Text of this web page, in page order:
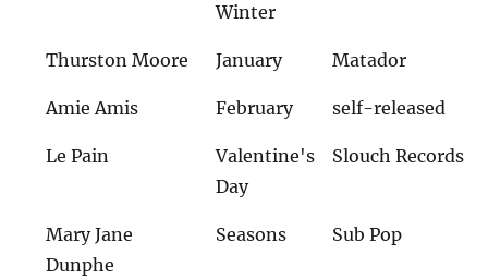
Winter
Thurston Moore January Matador
Amie Amis February self-released
Le Pain
Valentine's
Day
Slouch Records
Mary Jane
Dunphe
Seasons Sub Pop